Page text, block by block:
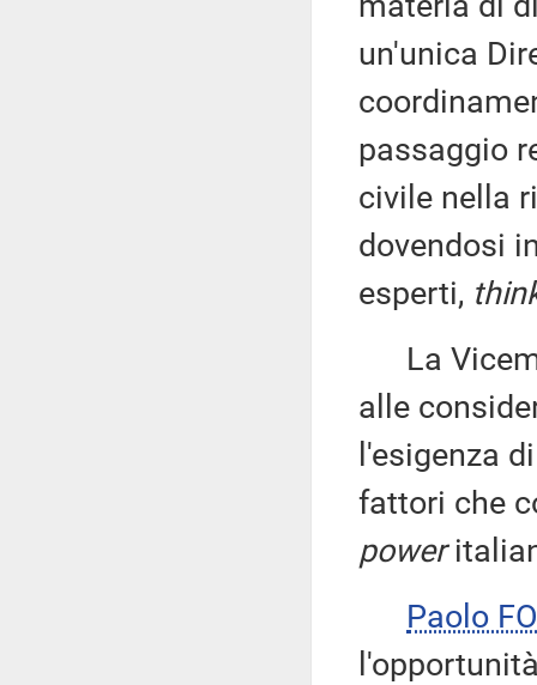
un'unica
passaggio
civile nella
dovendosi
esperti,
La
alle
l'esigenza
fattori che
power
Paolo